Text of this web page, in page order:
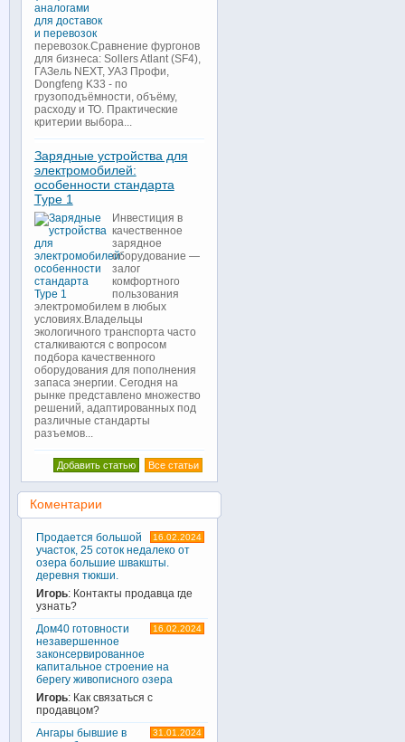
перевозок.Сравнение фургонов
для бизнеса: Sollers Atlant (SF4),
ГАЗель NEXT, УАЗ Профи,
Dongfeng K33 - по
грузоподъёмности, объёму,
расходу и ТО. Практические
критерии выбора...
Зарядные устройства для
электромобилей:
особенности стандарта
Type 1
Инвестиция в
качественное
зарядное
оборудование —
залог
комфортного
пользования
электромобилем в любых
условиях.Владельцы
экологичного транспорта часто
сталкиваются с вопросом
подбора качественного
оборудования для пополнения
запаса энергии. Сегодня на
рынке представлено множество
решений, адаптированных под
различные стандарты
разъемов...
Все статьи
Добавить статью
Коментарии
16.02.2024
Продается большой
участок, 25 соток недалеко от
озера большие швакшты.
деревня тюкши.
Игорь: Контакты продавца где
узнать?
16.02.2024
Дом40 готовности
незавершенное
законсервированное
капитальное строение на
берегу живописного озера
Игорь: Как связаться с
продавцом?
31.01.2024
Ангары бывшие в